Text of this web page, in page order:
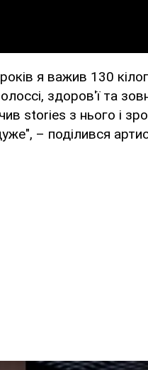
я важив 130
здоров'ї та
stories з нього і
– поділився